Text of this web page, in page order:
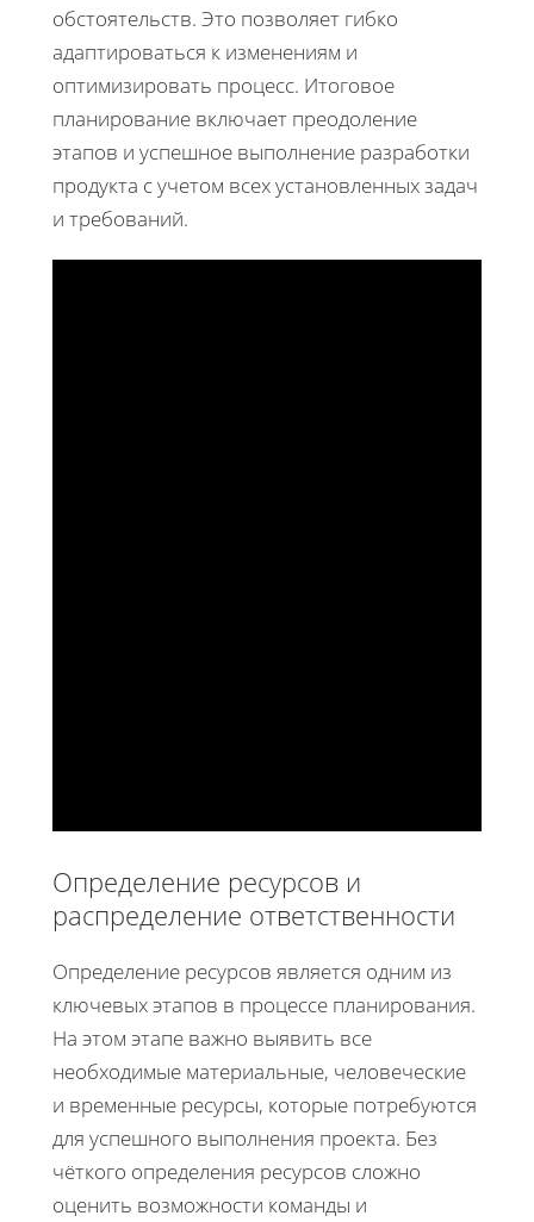
обстоятельств. Это позволяет гибко
адаптироваться к изменениям и
оптимизировать процесс. Итоговое
планирование включает преодоление
этапов и успешное выполнение разработки
продукта с учетом всех установленных задач
и требований.
Определение ресурсов и
распределение ответственности
Определение ресурсов является одним из
ключевых этапов в процессе планирования.
На этом этапе важно выявить все
необходимые материальные, человеческие
и временные ресурсы, которые потребуются
для успешного выполнения проекта. Без
чёткого определения ресурсов сложно
оценить возможности команды и